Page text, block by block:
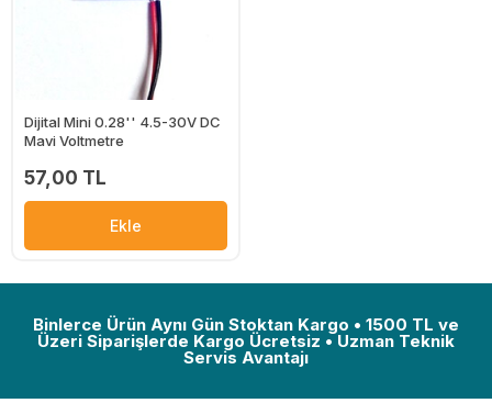
Dijital Mini 0.28'' 4.5-30V DC
Mavi Voltmetre
57,00 TL
Ekle
Binlerce Ürün Aynı Gün Stoktan Kargo • 1500 TL ve
Üzeri Siparişlerde Kargo Ücretsiz • Uzman Teknik
Servis Avantajı